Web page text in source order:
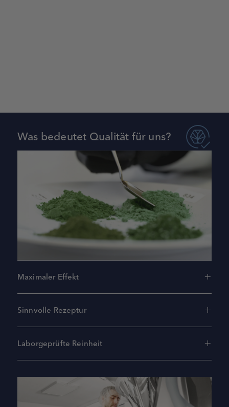
Was bedeutet Qualität für uns?
Maximaler Effekt
Sinnvolle Rezeptur
Laborgeprüfte Reinheit